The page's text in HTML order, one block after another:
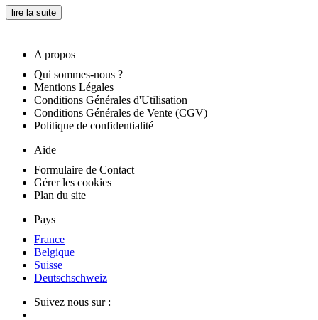
lire la suite
A propos
Qui sommes-nous ?
Mentions Légales
Conditions Générales d'Utilisation
Conditions Générales de Vente (CGV)
Politique de confidentialité
Aide
Formulaire de Contact
Gérer les cookies
Plan du site
Pays
France
Belgique
Suisse
Deutschschweiz
Suivez nous sur :